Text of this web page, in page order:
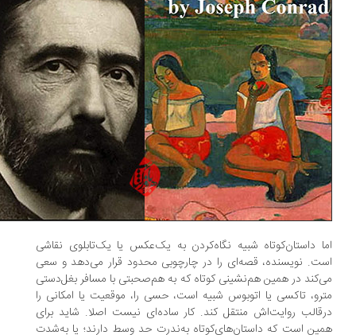
داستان‌کوتاه شبیه نگاه‌کردن به یک‌عکس یا یک‌تابلوی نقاشی
نویسنده، قصه‌ای را در چارچوبی محدود قرار می‌دهد و سعی
در همین هم‌نشینی کوتاه که به هم‌صحبتی با مسافر بغل‌دستی
تاکسی یا اتوبوس شبیه است، حسی را، موقعیت یا امکانی را
روایت‌اش منتقل کند. کار ساده‌ای نیست اصلا. شاید برای
است که داستان‌های‌کوتاه به‌ندرت حد وسط دارند؛ یا به‌شدت